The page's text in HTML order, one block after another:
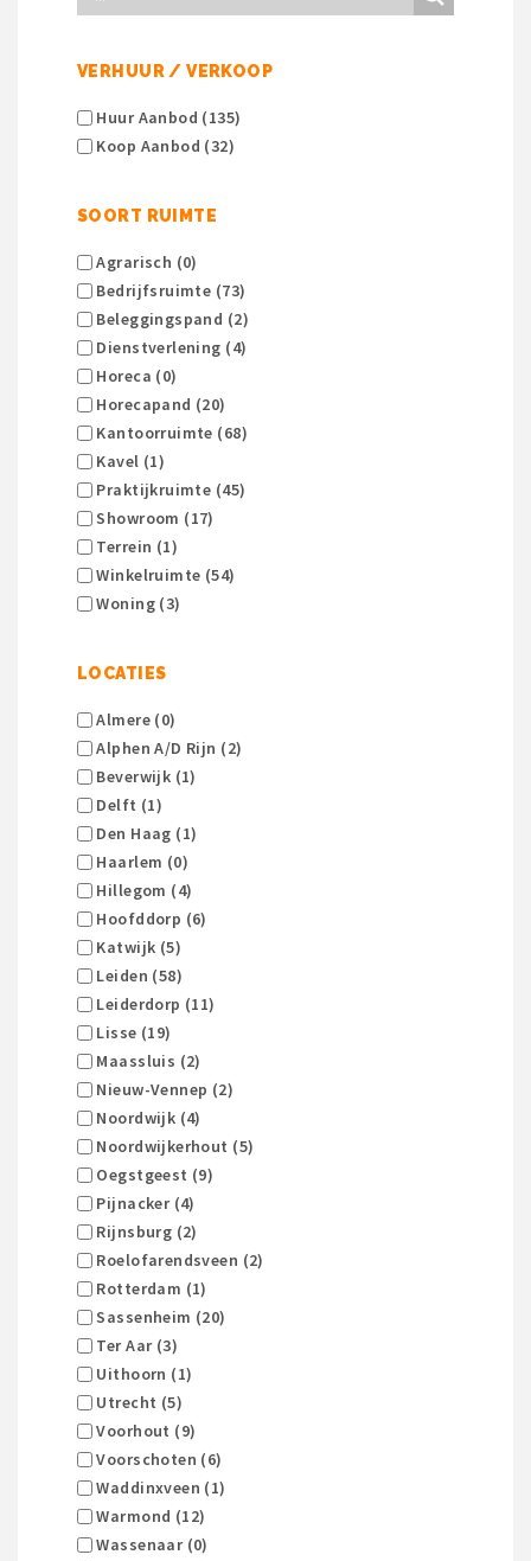
VERHUUR / VERKOOP
Huur Aanbod (135)
Koop Aanbod (32)
SOORT RUIMTE
Agrarisch (0)
Bedrijfsruimte (73)
Beleggingspand (2)
Dienstverlening (4)
Horeca (0)
Horecapand (20)
Kantoorruimte (68)
Kavel (1)
Praktijkruimte (45)
Showroom (17)
Terrein (1)
Winkelruimte (54)
Woning (3)
LOCATIES
Almere (0)
Alphen A/d Rijn (2)
Beverwijk (1)
Delft (1)
Den Haag (1)
Haarlem (0)
Hillegom (4)
Hoofddorp (6)
Katwijk (5)
Leiden (58)
Leiderdorp (11)
Lisse (19)
Maassluis (2)
Nieuw-Vennep (2)
Noordwijk (4)
Noordwijkerhout (5)
Oegstgeest (9)
Pijnacker (4)
Rijnsburg (2)
Roelofarendsveen (2)
Rotterdam (1)
Sassenheim (20)
Ter Aar (3)
Uithoorn (1)
Utrecht (5)
Voorhout (9)
Voorschoten (6)
Waddinxveen (1)
Warmond (12)
Wassenaar (0)